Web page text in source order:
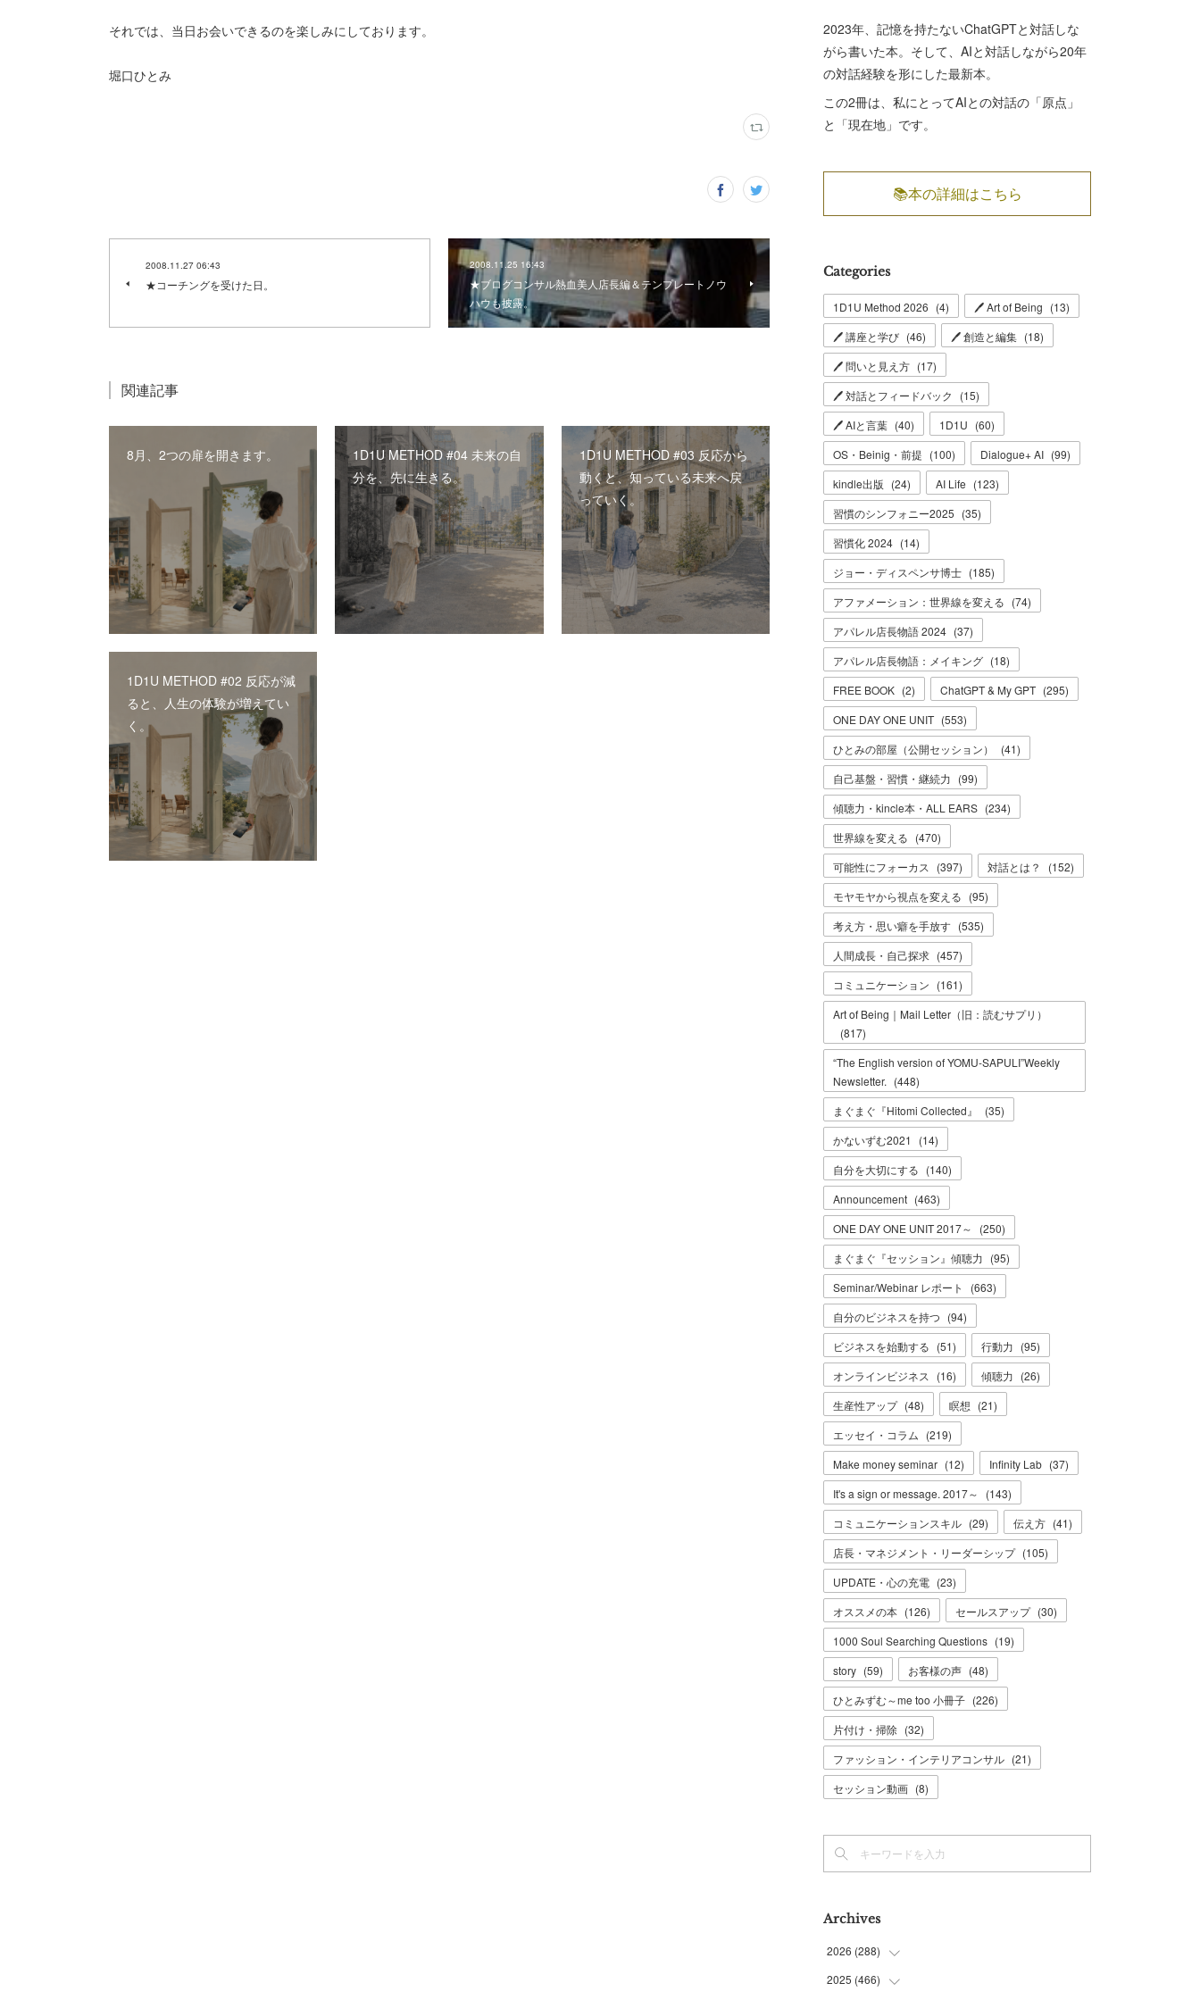
それでは、当日お会いできるのを楽しみにしております。
堀口ひとみ
2008.11.27 06:43
★コーチングを受けた日。
2008.11.25 16:43
★ブログコンサル熱血美人店長編＆テンプレートノウ
ハウも披露。
関連記事
8月、2つの扉を開きます。
1D1U METHOD #04 未来の自
分を、先に生きる。
1D1U METHOD #03 反応から
動くと、知っている未来へ戻
っていく。
1D1U METHOD #02 反応が減
ると、人生の体験が増えてい
く。
2023年、記憶を持たないChatGPTと対話しな
がら書いた本。そして、AIと対話しながら20年
の対話経験を形にした最新本。
この2冊は、私にとってAIとの対話の「原点」
と「現在地」です。
📚本の詳細はこちら
Categories
1D1U Method 2026 (4) 🖊 Art of Being (13)
🖊 講座と学び (46) 🖊 創造と編集 (18)
🖊 問いと見え方 (17)
🖊 対話とフィードバック
(15)
🖊 AIと言葉 (40) 1D1U (60)
OS・Beinig・前提 (100) Dialogue+ AI (99)
kindle出版 (24) AI Life (123)
習慣のシンフォニー2025 (35)
習慣化 2024 (14)
ジョー・ディスペンサ博士 (185)
アファメーション：世界線を変える (74)
アパレル店長物語 2024 (37)
アパレル店長物語：メイキング (18)
FREE BOOK (2) ChatGPT & My GPT (295)
ONE DAY ONE UNIT (553)
ひとみの部屋（公開セッション）
(41)
自己基盤・習慣・継続力 (99)
傾聴力・kincle本・ALL EARS (234)
世界線を変える (470)
可能性にフォーカス
(397) 対話とは？ (152)
モヤモヤから視点を変える (95)
考え方・思い癖を手放す (535)
人間成長・自己探求 (457)
コミュニケーション (161)
Art of Being｜Mail Letter（旧：読むサプリ）
(817)
“The English version of YOMU-SAPULI”Weekly
Newsletter. (448)
まぐまぐ『Hitomi Collected』
(35)
かないずむ2021
(14)
自分を大切にする (140)
Announcement (463)
ONE DAY ONE UNIT 2017～
(250)
まぐまぐ『セッション』傾聴力 (95)
Seminar/Webinar レポート
(663)
自分のビジネスを持つ (94)
ビジネスを始動する (51) 行動力 (95)
オンラインビジネス
(16) 傾聴力 (26)
生産性アップ (48) 瞑想 (21)
エッセイ・コラム (219)
Make money seminar (12) Infinity Lab (37)
It's a sign or message. 2017～
(143)
コミュニケーションスキル (29) 伝え方 (41)
店長・マネジメント・リーダーシップ (105)
UPDATE・心の充電 (23)
オススメの本 (126) セールスアップ (30)
1000 Soul Searching Questions (19)
story (59) お客様の声 (48)
ひとみずむ～me too 小冊子 (226)
片付け・掃除 (32)
ファッション・インテリアコンサル (21)
セッション動画 (8)
Archives
2026 (288)
(9)
2025 (466)